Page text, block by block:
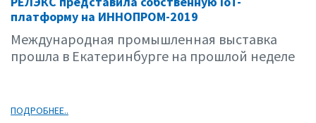
платформу на ИННОПРОМ-2019
Международная промышленная выставка
прошла в Екатеринбурге на прошлой неделе
ПОДРОБНЕЕ..